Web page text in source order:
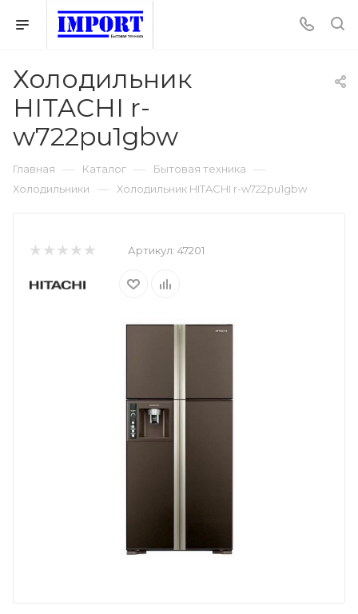
Холодильник
HITACHI r-
w722pu1gbw
Главная — Каталог — Бытовая техника —
Холодильники — Холодильник HITACHI r-w722pu1gbw
Артикул: 47201